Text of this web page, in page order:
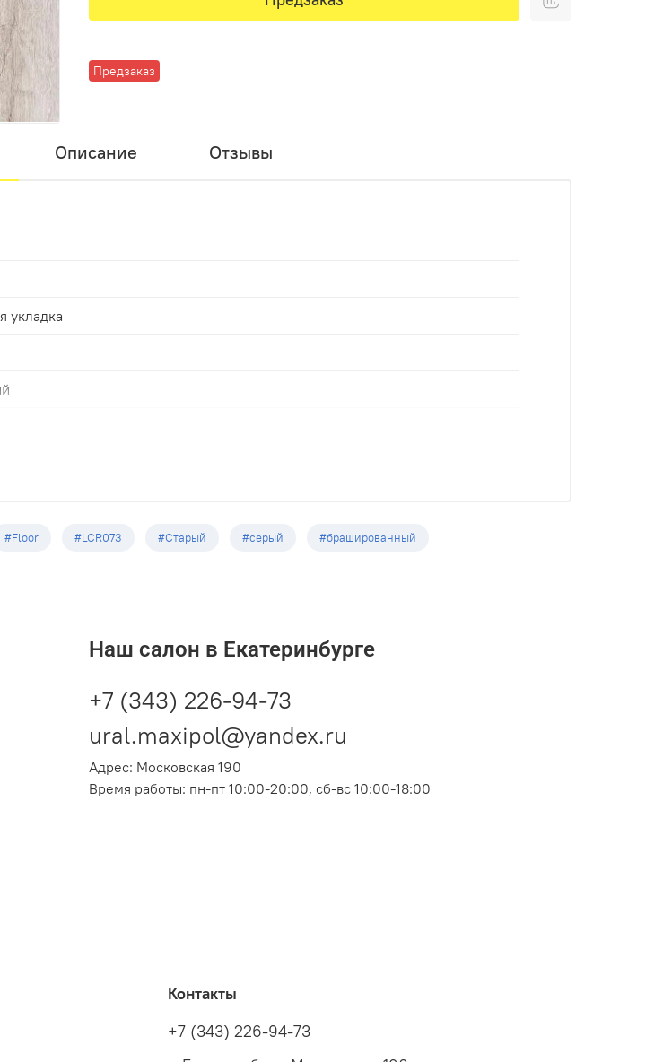
Предзаказ
Описание Отзывы
укладка
#Floor #LCR073 #Старый #серый #брашированный
Наш салон в Екатеринбурге
+7 (343) 226-94-73
ural.maxipol@yandex.ru
Адрес: Московская 190
Время работы: пн-пт 10:00-20:00, сб-вс 10:00-18:00
Контакты
+7 (343) 226-94-73